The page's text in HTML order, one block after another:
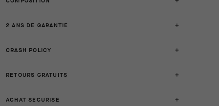
2 ANS DE GARANTIE
CRASH POLICY
RETOURS GRATUITS
ACHAT SECURISE